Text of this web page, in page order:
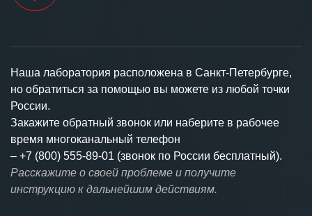
Наша лаборатория расположена в Санкт-Петербурге,
но обратиться за помощью вы можете из любой точки
России.
Закажите обратный звонок или наберите в рабочее
время многоканальный телефон
– +7 (800) 555-89-01 (звонок по России бесплатный).
Расскажите о своей проблеме и получите
инструкцию к дальнейшим действиям.